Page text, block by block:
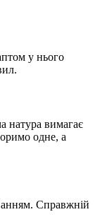
у нього
натура вимагає
одне, а
Справжній